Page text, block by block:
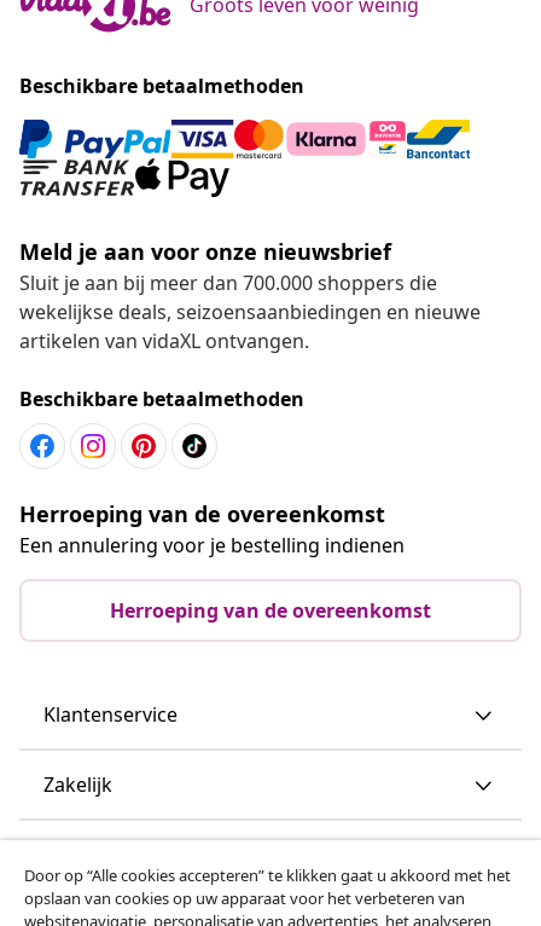
Beschikbare betaalmethoden
Meld je aan voor onze nieuwsbrief
Sluit je aan bij meer dan 700.000 shoppers die
wekelijkse deals, seizoensaanbiedingen en nieuwe
artikelen van vidaXL ontvangen.
Beschikbare betaalmethoden
Herroeping van de overeenkomst
Een annulering voor je bestelling indienen
Herroeping van de overeenkomst
Klantenservice
Zakelijk
Door op “Alle cookies accepteren” te klikken gaat u akkoord met het
opslaan van cookies op uw apparaat voor het verbeteren van
websitenavigatie, personalisatie van advertenties, het analyseren